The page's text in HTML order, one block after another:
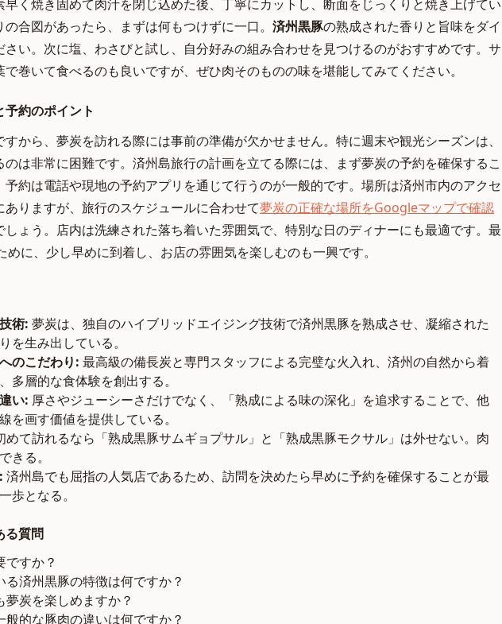
く焼き固めて肉汁を閉じ込めた後、丁寧にカットし、断面をじっくりと焼き上げてい
合図があったら、まずは何もつけずに一口。 済州黒豚の熟成された香りと旨味をダイ
さい。次に塩、わさびと試し、自分好みの組み合わせを見つけるのがおすすめです。サ
巻いて食べるのも良いですが、ぜひ肉そのものの味を堪能してみてください。
約のポイント
から、夢炭を訪れる際には事前の準備が欠かせません。特に週末や観光シーズンは、
は非常に困難です。済州島旅行の計画を立てる際には、まず夢炭の予約を確保するこ
予約は電話や現地の予約アプリを通じて行うのが一般的です。場所は済州市内のアクセ
ありますが、旅行のスケジュールに合わせて夢炭の正確な場所をGoogleマップで確認
しょう。店内は洗練された落ち着いた雰囲気で、特別な日のディナーにも最適です。最
めに、少し早めに到着し、お店の雰囲気を楽しむのも一興です。
術: 夢炭は、独自のハイブリッドエイジング技術で済州黒豚を熟成させ、凝縮された
を生み出している。
のこだわり: 最高級の備長炭と専門スタッフによる完璧な火入れ、済州の自然から着
多層的な食体験を創出する。
い: 厚さやジューシーさだけでなく、「熟成による味の深化」を追求することで、他
を画す価値を提供している。
めて訪れるなら「熟成黒豚サムギョプサル」と「熟成黒豚モクサル」は外せない。肉
きる。
済州島でも屈指の人気店であるため、訪問を決めたら早めに予約を確保することが最
歩となる。
る質問
ですか？
済州黒豚の特徴は何ですか？
夢炭を楽しめますか？
的な豚肉の違いは何ですか？